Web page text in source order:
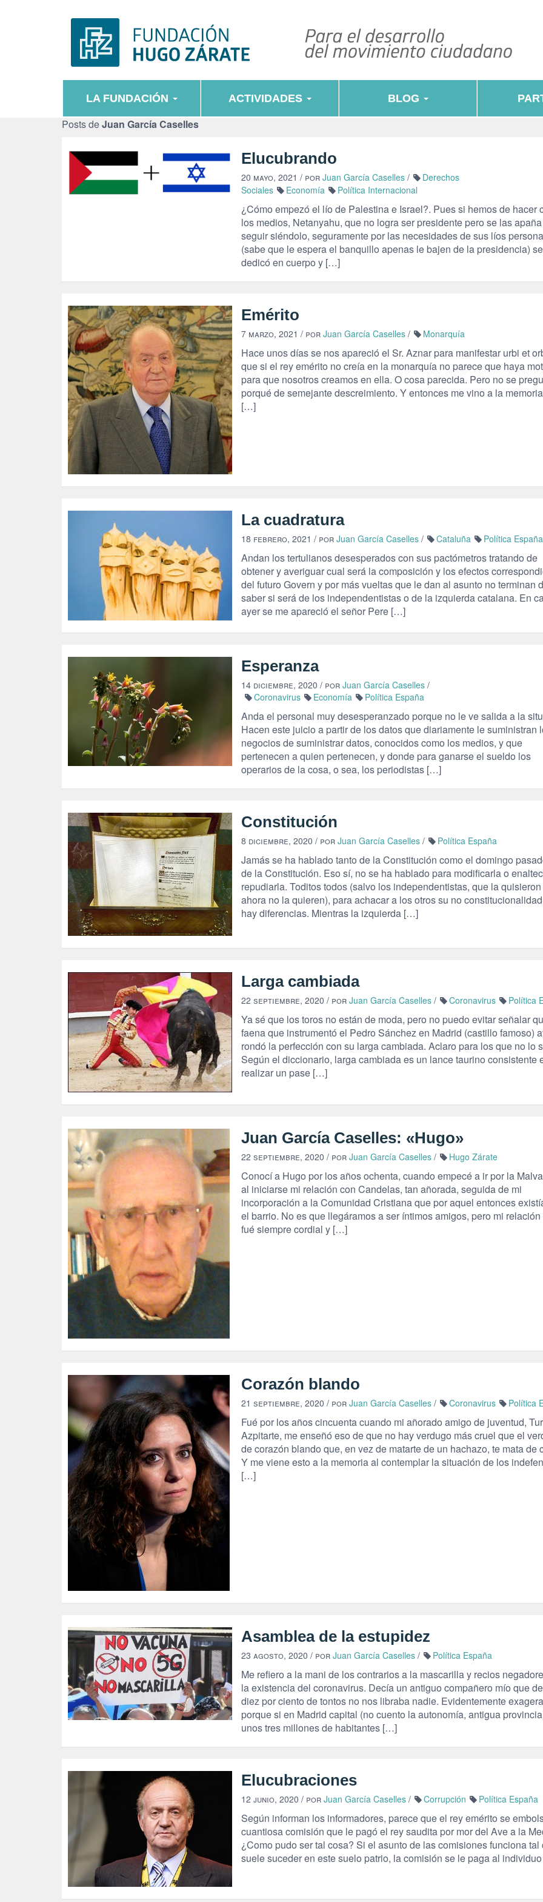
LA FUNDACIÓN ACTIVIDADES BLOG
Posts deJuan García Caselles
Elucubrando
20 mayo, 2021 / por Juan García Caselles/
Derechos
Sociales
Economía Política Internacional
¿Cómo empezó el lío de Palestina e Israel?. Pues si hemos de hacer
los medios, Netanyahu, que no logra ser presidente pero se las
seguir siéndolo, seguramente por las necesidades de sus líos
(sabe que le espera el banquillo apenas le bajen de la presidencia) se
dedicó en cuerpo y […]
Emérito
7 marzo, 2021 / por Juan García Caselles/ Monarquía
Hace unos días se nos apareció el Sr. Aznar para manifestar urbi et
que si el rey emérito no creía en la monarquía no parece que haya
para que nosotros creamos en ella. O cosa parecida. Pero no se
porqué de semejante descreimiento. Y entonces me vino a la
[…]
La cuadratura
18 febrero, 2021 / por Juan García Caselles/ Cataluña Política España
Andan los tertulianos desesperados con sus pactómetros tratando de
obtener y averiguar cual será la composición y los efectos
del futuro Govern y por más vueltas que le dan al asunto no terminan
saber si será de los independentistas o de la izquierda catalana. En
ayer se me apareció el señor Pere […]
Esperanza
14 diciembre, 2020 / por Juan García Caselles/
Coronavirus
Economía Política España
Anda el personal muy desesperanzado porque no le ve salida a la
Hacen este juicio a partir de los datos que diariamente le suministran
negocios de suministrar datos, conocidos como los medios, y que
pertenecen a quien pertenecen, y donde para ganarse el sueldo los
operarios de la cosa, o sea, los periodistas […]
Constitución
8 diciembre, 2020 / por Juan García Caselles/ Política España
Jamás se ha hablado tanto de la Constitución como el domingo
de la Constitución. Eso sí, no se ha hablado para modificarla o
repudiarla. Toditos todos (salvo los independentistas, que la
ahora no la quieren), para achacar a los otros su no
hay diferencias. Mientras la izquierda […]
Larga cambiada
22 septiembre, 2020 / por Juan García Caselles/ Coronavirus Política
Ya sé que los toros no están de moda, pero no puedo evitar señalar
faena que instrumentó el Pedro Sánchez en Madrid (castillo famoso)
rondó la perfección con su larga cambiada. Aclaro para los que no lo
Según el diccionario, larga cambiada es un lance taurino consistente
realizar un pase […]
Juan García Caselles: «Hugo»
22 septiembre, 2020 / por Juan García Caselles/ Hugo Zárate
Conocí a Hugo por los años ochenta, cuando empecé a ir por la
al iniciarse mi relación con Candelas, tan añorada, seguida de mi
incorporación a la Comunidad Cristiana que por aquel entonces
el barrio. No es que llegáramos a ser íntimos amigos, pero mi relación
fué siempre cordial y […]
Corazón blando
21 septiembre, 2020 / por Juan García Caselles/ Coronavirus Política
Fué por los años cincuenta cuando mi añorado amigo de juventud,
Azpitarte, me enseñó eso de que no hay verdugo más cruel que el
de corazón blando que, en vez de matarte de un hachazo, te mata de
Y me viene esto a la memoria al contemplar la situación de los
[…]
Asamblea de la estupidez
23 agosto, 2020 / por Juan García Caselles/ Política España
Me refiero a la mani de los contrarios a la mascarilla y recios
la existencia del coronavirus. Decía un antiguo compañero mío que
diez por ciento de tontos no nos libraba nadie. Evidentemente
porque si en Madrid capital (no cuento la autonomía, antigua
unos tres millones de habitantes […]
Elucubraciones
12 junio, 2020 / por Juan García Caselles/ Corrupción Política España
Según informan los informadores, parece que el rey emérito se
cuantiosa comisión que le pagó el rey saudita por mor del Ave a la
¿Como pudo ser tal cosa? Si el asunto de las comisiones funciona tal
suele suceder en este suelo patrio, la comisión se le paga al